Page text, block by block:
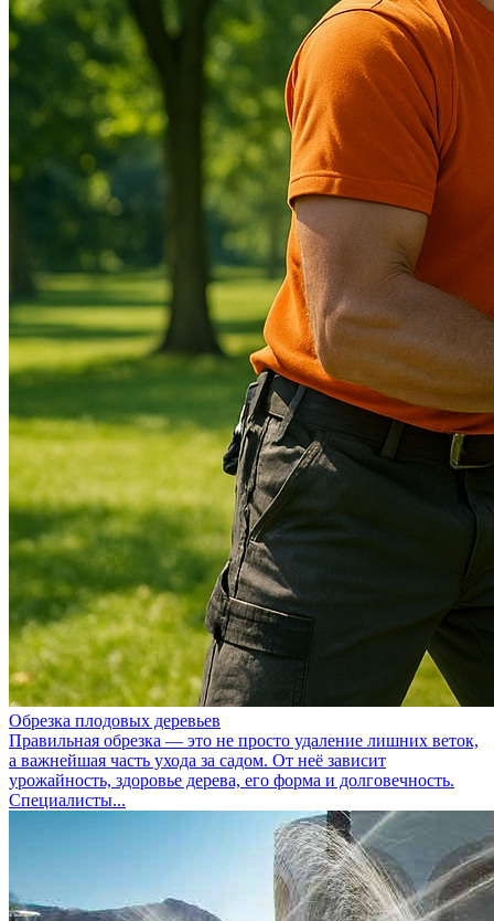
Обрезка плодовых деревьев
Правильная обрезка — это не просто удаление лишних веток,
а важнейшая часть ухода за садом. От неё зависит
урожайность, здоровье дерева, его форма и долговечность.
Специалисты...